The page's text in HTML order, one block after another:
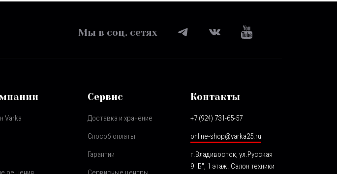
Мы в соц. сетях
Varka
Сервис
Доставка и хранение
Способ оплаты
Гарантии
Контакты
+7 (924) 731-65-57
online-shop@varka25.ru
г.Владивосток, ул.Русская
9 "Б", 1 этаж. Салон техники